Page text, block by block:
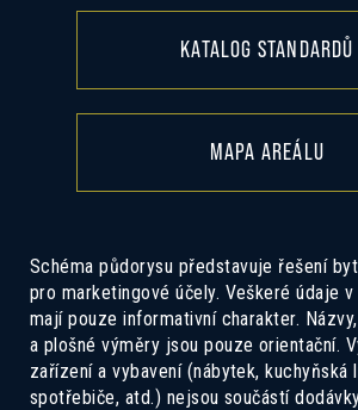
KATALOG STANDARDŮ
MAPA AREÁLU
Schéma půdorysu představuje řešení
pro marketingové účely. Veškeré údaje
mají pouze informativní charakter.
a plošné výměry jsou pouze orientační.
zařízení a vybavení (nábytek, kuchyňská
spotřebiče, atd.) nejsou součástí